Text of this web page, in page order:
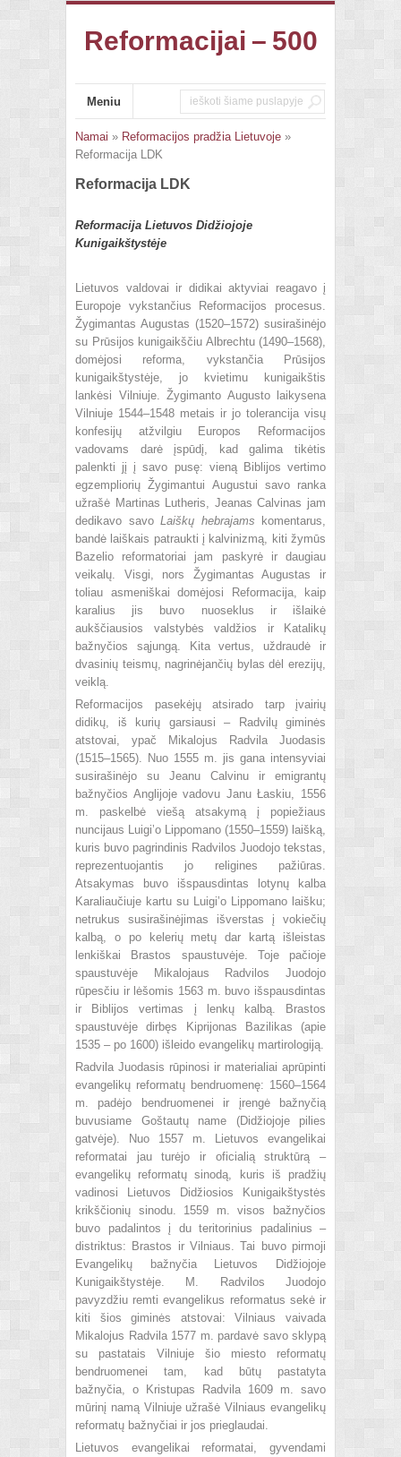
Reformacijai – 500
Meniu
Namai » Reformacijos pradžia Lietuvoje »
Reformacija LDK
Reformacija LDK
Reformacija Lietuvos Didžiojoje
Kunigaikštystėje
Lietuvos valdovai ir didikai aktyviai reagavo į
Europoje vykstančius Reformacijos procesus.
Žygimantas Augustas (1520–1572) susirašinėjo
su Prūsijos kunigaikščiu Albrechtu (1490–1568),
domėjosi reforma, vykstančia Prūsijos
kunigaikštystėje, jo kvietimu kunigaikštis
lankėsi Vilniuje. Žygimanto Augusto laikysena
Vilniuje 1544–1548 metais ir jo tolerancija visų
konfesijų atžvilgiu Europos Reformacijos
vadovams darė įspūdį, kad galima tikėtis
palenkti jį į savo pusę: vieną Biblijos vertimo
egzempliorių Žygimantui Augustui savo ranka
užrašė Martinas Lutheris, Jeanas Calvinas jam
dedikavo savo Laiškų hebrajams komentarus,
bandė laiškais patraukti į kalvinizmą, kiti žymūs
Bazelio reformatoriai jam paskyrė ir daugiau
veikalų. Visgi, nors Žygimantas Augustas ir
toliau asmeniškai domėjosi Reformacija, kaip
karalius jis buvo nuoseklus ir išlaikė
aukščiausios valstybės valdžios ir Katalikų
bažnyčios sąjungą. Kita vertus, uždraudė ir
dvasinių teismų, nagrinėjančių bylas dėl erezijų,
veiklą.
Reformacijos pasekėjų atsirado tarp įvairių
didikų, iš kurių garsiausi – Radvilų giminės
atstovai, ypač Mikalojus Radvila Juodasis
(1515–1565). Nuo 1555 m. jis gana intensyviai
susirašinėjo su Jeanu Calvinu ir emigrantų
bažnyčios Anglijoje vadovu Janu Łaskiu, 1556
m. paskelbė viešą atsakymą į popiežiaus
nuncijaus Luigiʼo Lippomano (1550–1559) laišką,
kuris buvo pagrindinis Radvilos Juodojo tekstas,
reprezentuojantis jo religines pažiūras.
Atsakymas buvo išspausdintas lotynų kalba
Karaliaučiuje kartu su Luigiʼo Lippomano laišku;
netrukus susirašinėjimas išverstas į vokiečių
kalbą, o po kelerių metų dar kartą išleistas
lenkiškai Brastos spaustuvėje. Toje pačioje
spaustuvėje Mikalojaus Radvilos Juodojo
rūpesčiu ir lėšomis 1563 m. buvo išspausdintas
ir Biblijos vertimas į lenkų kalbą. Brastos
spaustuvėje dirbęs Kiprijonas Bazilikas (apie
1535 – po 1600) išleido evangelikų martirologiją.
Radvila Juodasis rūpinosi ir materialiai aprūpinti
evangelikų reformatų bendruomenę: 1560–1564
m. padėjo bendruomenei ir įrengė bažnyčią
buvusiame Goštautų name (Didžiojoje pilies
gatvėje). Nuo 1557 m. Lietuvos evangelikai
reformatai jau turėjo ir oficialią struktūrą –
evangelikų reformatų sinodą, kuris iš pradžių
vadinosi Lietuvos Didžiosios Kunigaikštystės
krikščionių sinodu. 1559 m. visos bažnyčios
buvo padalintos į du teritorinius padalinius –
distriktus: Brastos ir Vilniaus. Tai buvo pirmoji
Evangelikų bažnyčia Lietuvos Didžiojoje
Kunigaikštystėje. M. Radvilos Juodojo
pavyzdžiu remti evangelikus reformatus sekė ir
kiti šios giminės atstovai: Vilniaus vaivada
Mikalojus Radvila 1577 m. pardavė savo sklypą
su pastatais Vilniuje šio miesto reformatų
bendruomenei tam, kad būtų pastatyta
bažnyčia, o Kristupas Radvila 1609 m. savo
mūrinį namą Vilniuje užrašė Vilniaus evangelikų
reformatų bažnyčiai ir jos prieglaudai.
Lietuvos evangelikai reformatai, gyvendami